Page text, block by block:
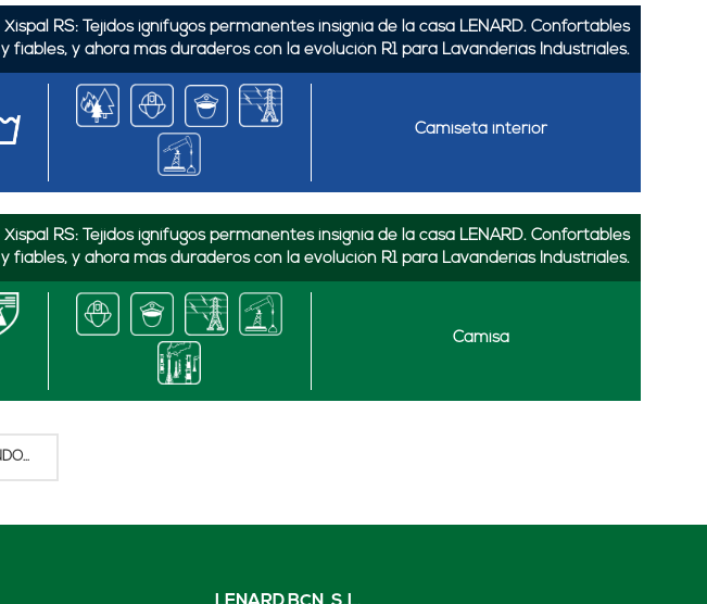
Xispal RS: Tejidos ignífugos permanentes insignia de la casa LENARD. Confortables
y fiables, y ahora más duraderos con la evolución R1 para Lavanderías Industriales.
Camiseta interior
Xispal RS: Tejidos ignífugos permanentes insignia de la casa LENARD. Confortables
y fiables, y ahora más duraderos con la evolución R1 para Lavanderías Industriales.
Camisa
Xispal RS: Tejidos ignífugos permanentes insignia de la casa LENARD. Confortables
Camisa elástica